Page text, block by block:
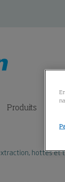
Produits
hottes et